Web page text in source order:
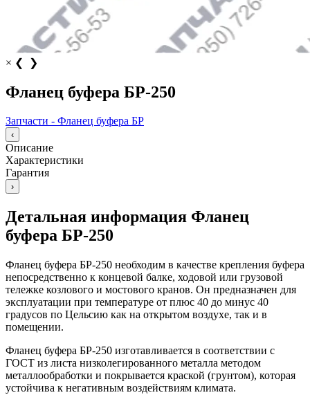
× ❮ ❯
Фланец буфера БР-250
Запчасти - Фланец буфера БР
‹
Описание
Характеристики
Гарантия
›
Детальная информация Фланец
буфера БР-250
Фланец буфера БР-250 необходим в качестве крепления буфера
непосредственно к концевой балке, ходовой или грузовой
тележке козлового и мостового кранов. Он предназначен для
эксплуатации при температуре от плюс 40 до минус 40
градусов по Цельсию как на открытом воздухе, так и в
помещении.
Фланец буфера БР-250 изготавливается в соответствии с
ГОСТ из листа низколегированного металла методом
металлообработки и покрывается краской (грунтом), которая
устойчива к негативным воздействиям климата.